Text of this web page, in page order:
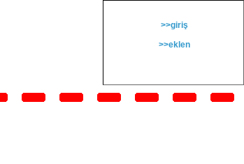
>>giriş
>>eklen